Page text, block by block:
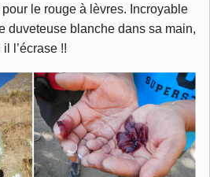
le rouge à lèvres. Incroyable
duveteuse blanche dans sa main,
l’écrase !!